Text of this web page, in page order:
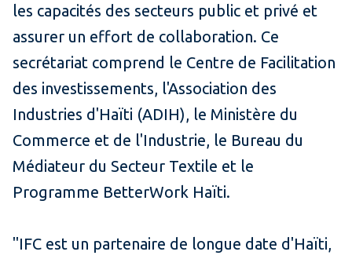
les capacités des secteurs public et privé et
assurer un effort de collaboration. Ce
secrétariat comprend le Centre de Facilitation
des investissements, l'Association des
Industries d'Haïti (ADIH), le Ministère du
Commerce et de l'Industrie, le Bureau du
Médiateur du Secteur Textile et le
Programme BetterWork Haïti.
"IFC est un partenaire de longue date d'Haïti,